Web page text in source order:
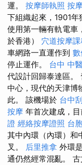
運。 按摩師執照 按
下組織起來，1901
使用第一輛有軌電車
於香港） 穴道按摩課
車網路一直運作到
停止運作。 台中 中
代設計回歸泰達區。
中心，現代的天津博
此。 該機場於 台中
按摩 年首次建成，
證 經絡按摩證照 台
其中內環（內環）和
叉。 后里推拿 外環
通仍然經常混亂。